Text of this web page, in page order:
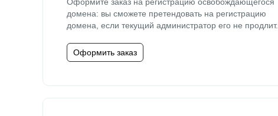
домена: вы сможете претендовать на регистрацию
домена, если текущий администратор его не продлит.
Оформить заказ